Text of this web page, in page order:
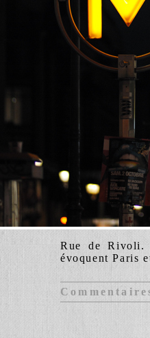
Rue de Rivoli.
évoquent Paris